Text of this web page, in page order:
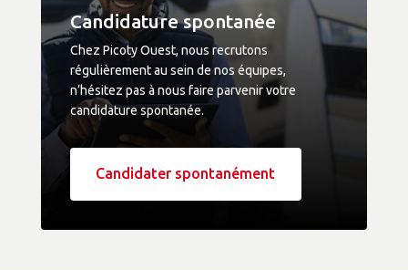
Candidature spontanée
Chez Picoty Ouest, nous recrutons
régulièrement au sein de nos équipes,
n’hésitez pas à nous faire parvenir votre
candidature spontanée.
Candidater spontanément